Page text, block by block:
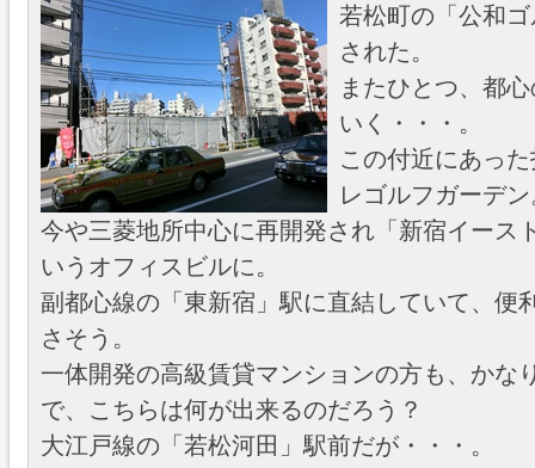
若松町の「公和
された。
またひとつ、都
いく・・・。
この付近にあっ
レゴルフガーデ
今や三菱地所中心に再開発され「新宿イース
いうオフィスビルに。
副都心線の「東新宿」駅に直結していて、便
さそう。
一体開発の高級賃貸マンションの方も、かな
で、こちらは何が出来るのだろう？
大江戸線の「若松河田」駅前だが・・・。